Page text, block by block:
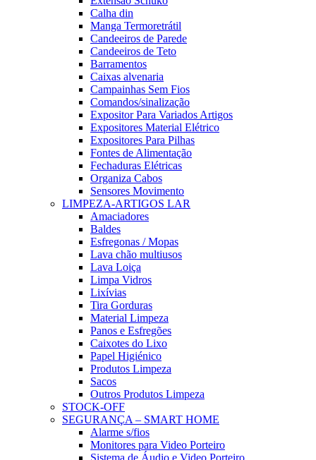
Calha din
Manga Termoretrátil
Candeeiros de Parede
Candeeiros de Teto
Barramentos
Caixas alvenaria
Campainhas Sem Fios
Comandos/sinalização
Expositor Para Variados Artigos
Expositores Material Elétrico
Expositores Para Pilhas
Fontes de Alimentação
Fechaduras Elétricas
Organiza Cabos
Sensores Movimento
LIMPEZA-ARTIGOS LAR
Amaciadores
Baldes
Esfregonas / Mopas
Lava chão multiusos
Lava Loiça
Limpa Vidros
Lixívias
Tira Gorduras
Material Limpeza
Panos e Esfregões
Caixotes do Lixo
Papel Higiénico
Produtos Limpeza
Sacos
Outros Produtos Limpeza
STOCK-OFF
SEGURANÇA – SMART HOME
Alarme s/fios
Monitores para Video Porteiro
Sistema de Áudio e Video Porteiro